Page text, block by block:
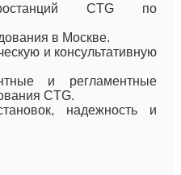
CTG по
в Москве.
и консультативную
и регламентные
CTG.
надежность и